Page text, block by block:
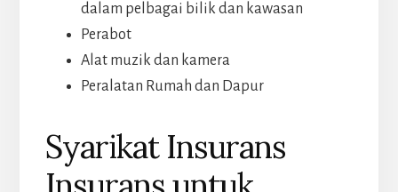
dalam pelbagai bilik dan kawasan
Perabot
Alat muzik dan kamera
Peralatan Rumah dan Dapur
Syarikat Insurans